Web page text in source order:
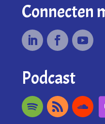
Connecten
Podcast